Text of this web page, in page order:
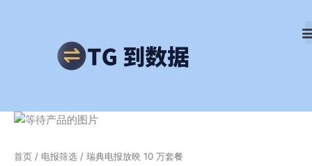
首页 / 电报筛选 / 瑞典电报放映 10 万套餐
瑞
报